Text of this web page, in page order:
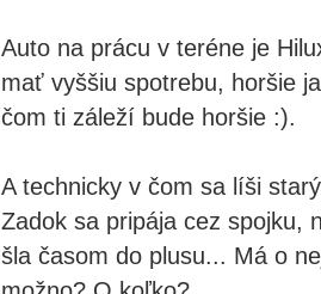
Auto na prácu v teréne je
mať vyššiu spotrebu, horšie
čom ti záleží bude horšie :).
A technicky v čom sa líši
Zadok sa pripája cez spojku,
šla časom do plusu... Má o